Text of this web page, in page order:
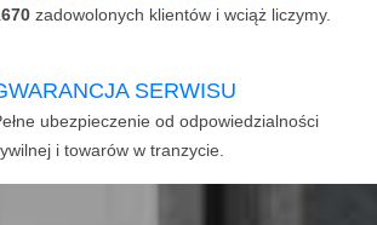
zadowolonych klientów i wciąż liczymy.
SERWISU
ubezpieczenie od odpowiedzialności
i towarów w tranzycie.